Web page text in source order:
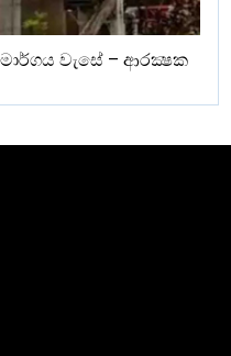
වැසේ – ආරක්‍ෂක